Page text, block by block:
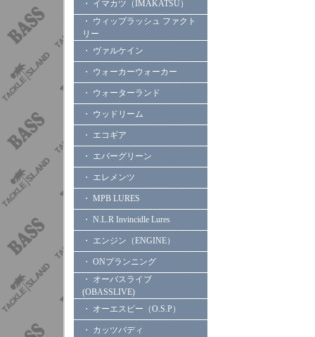
・ イマカツ（IMAKATSU）
・ ウィップラッシュ ファクト
リー
・ ヴァルケイン
・ ウォーカーウォーカー
・ ウォーターランド
・ ウッドリーム
・ エコギア
・ エバーグリーン
・ エレメンツ
・ MPB LURES
・ N.L.R Invincidle Lures
・ エンジン（ENGINE）
・ ONプランニング
・ オーバスライブ
(OBASSLIVE)
・ オーエスピー（O.S.P）
・ カッツバディ